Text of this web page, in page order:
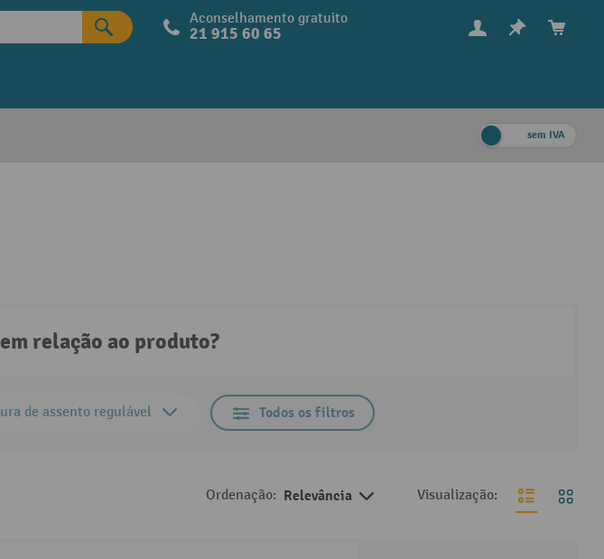
Aconselhamento gratuito
21 915 60 65
sem IVA
relação ao produto?
de assento regulável Todos os filtros
Ordenação: Relevância Visualização: